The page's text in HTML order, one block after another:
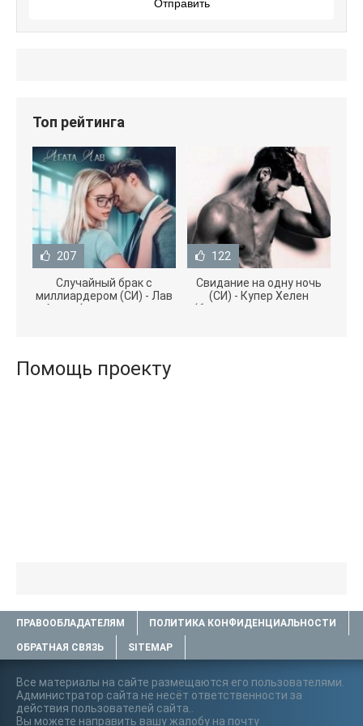
Отправить
Топ рейтинга
207
Случайный брак с
миллиардером (СИ) - Лав
Агата (полная версия
122
Свидание на одну ночь
(СИ) - Купер Хелен
(бесплатные серии книг
Помощь проекту
ПРАВООБЛАДАТЕЛЯМ ПОЛИТИКА КОНФИДЕНЦИАЛЬНОСТИ
ОБРАТНАЯ СВЯЗЬ SITEMAP
Все материалы на сайте размещаются его пользователями.
Администратор сайта не несёт ответственности за
действия пользователей сайта..
Вы можете направить вашу жалобу на почту